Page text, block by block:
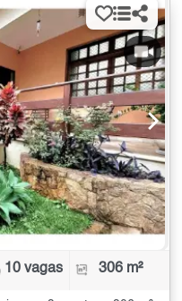
10 vagas 306 m²